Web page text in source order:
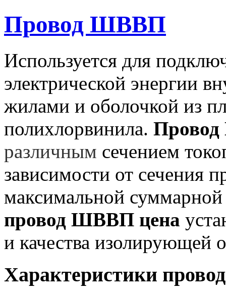
Провод ШВВП
Используется для
электрической энергии
жилами и оболочкой из
полихлорвинила.
различным сечением
зависимости от сечения
максимальной
провод ШВВП цена
и качества изолирующей
Характеристики